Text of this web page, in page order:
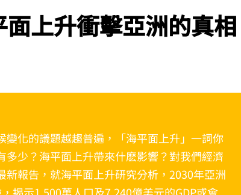
上升衝擊亞洲的真相
變化的議題越趨普遍，「海平面上升」一詞你
多少？海平面上升帶來什麽影響？對我們經濟
新報告，就海平面上升研究分析，2030年亞洲